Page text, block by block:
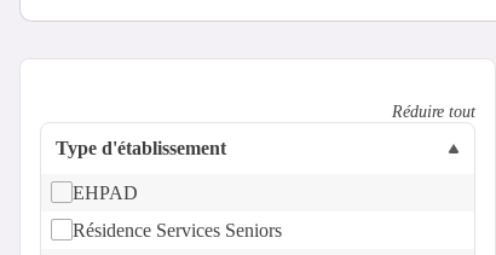
Réduire tout
Type d'établissement
EHPAD
Résidence Services Seniors